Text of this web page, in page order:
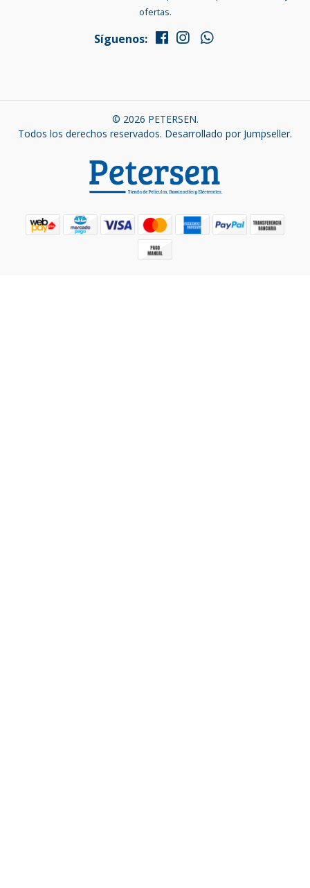
ofertas.
Síguenos:
© 2026 PETERSEN.
Todos los derechos reservados. Desarrollado por Jumpseller.